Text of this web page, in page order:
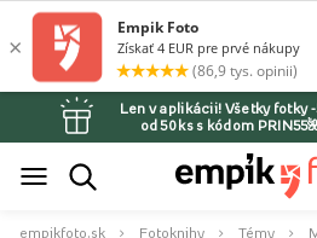
Len v aplikácii! Všetky fotky -
od 50 ks s kódom
empikfoto.sk Fotoknihy Témy